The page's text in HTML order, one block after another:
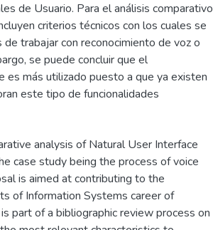
de Usuario. Para el análisis comparativo
criterios técnicos con los cuales se
trabajar con reconocimiento de voz o
se puede concluir que el
es más utilizado puesto a que ya existen
este tipo de funcionalidades
analysis of Natural User Interface
case study being the process of voice
is aimed at contributing to the
of Information Systems career of
part of a bibliographic review process on